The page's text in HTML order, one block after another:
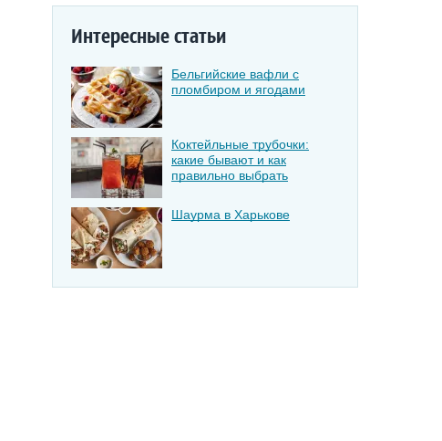
Интересные статьи
Бельгийские вафли с
пломбиром и ягодами
Коктейльные трубочки:
какие бывают и как
правильно выбрать
Шаурма в Харькове